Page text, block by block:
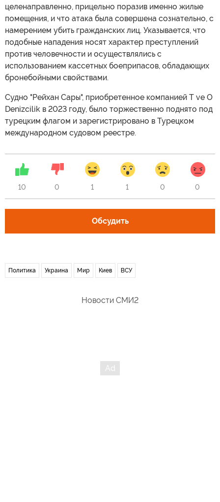
целенаправленно, прицельно поразив именно жилые
помещения, и что атака была совершена сознательно, с
намерением убить гражданских лиц. Указывается, что
подобные нападения носят характер преступлений
против человечности и осуществлялись с
использованием кассетных боеприпасов, обладающих
бронебойными свойствами.
Судно "Рейхан Сары", приобретенное компанией T ve O
Denizcilik в 2023 году, было торжественно поднято под
турецким флагом и зарегистрировано в Турецком
международном судовом реестре.
10 0 1 1 0 0
Обсудить
Политика Украина Мир Киев ВСУ
Новости СМИ2